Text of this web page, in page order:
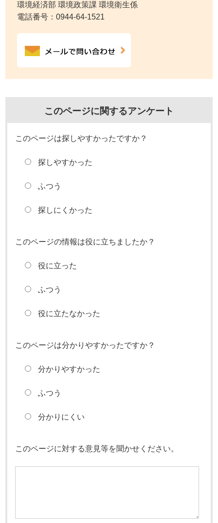
環境経済部 環境政策課 環境衛生係
電話番号：0944-64-1521
このページに関するアンケート
このページは探しやすかったですか？
探しやすかった
ふつう
探しにくかった
このページの情報は役に立ちましたか？
役に立った
ふつう
役に立たなかった
このページは分かりやすかったですか？
分かりやすかった
ふつう
分かりにくい
このページに対する意見等を聞かせください。